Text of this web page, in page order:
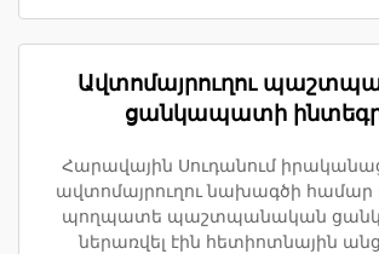
Ավտոմայրուղու
ցանկապատի
Հարավային Սուդանում
ավտոմայրուղու նախագծի համար
պողպատե պաշտպանական
ներառվել էին հետիոտնային